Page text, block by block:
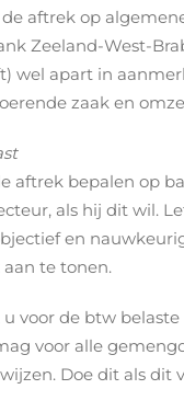
aftrek op
Zeeland-West-
wel apart in
zaak en
aftrek bepalen op
als hij dit wil.
en
te tonen.
u voor de btw
voor alle
Doe dit als dit